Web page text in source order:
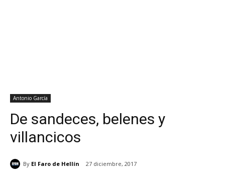
Antonio García
De sandeces, belenes y
villancicos
By El Faro de Hellín 27 diciembre, 2017